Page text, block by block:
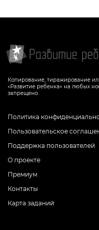
Копирование, тиражирование
«Развитие ребенка» на любых
запрещено.
Политика
Пользовательское
Поддержка пользователей
О проекте
Премиум
Контакты
Карта заданий